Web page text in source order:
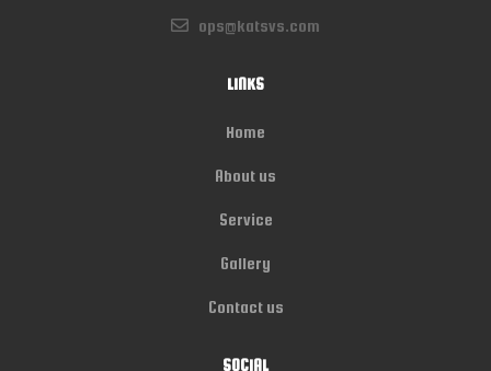
ops@katsvs.com
LINKS
Home
About us
Service
Gallery
Contact us
SOCIAL